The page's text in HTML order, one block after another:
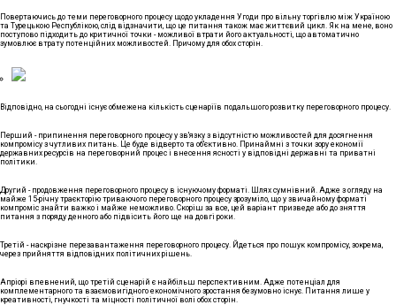
Повертаючись до теми переговорного процесу щодо укладення Угоди про вільну торгівлю між Україною
та Турецькою Республікою, слід відзначити, що це питання також має життєвий цикл. Як на мене, воно
поступово підходить до критичної точки - можливої втрати його актуальності, що автоматично
зумовлює втрату потенційних можливостей. Причому для обох сторін.
Відповідно, на сьогодні існує обмежена кількість сценаріїв подальшого розвитку переговорного процесу.
Перший - припинення переговорного процесу у зв'язку з відсутністю можливостей для досягнення
компромісу з чутливих питань. Це буде відверто та об'єктивно. Принаймні з точки зору економії
державних ресурсів на переговорний процес і внесення ясності у відповідні державні та приватні
політики.
Другий - продовження переговорного процесу в існуючому форматі. Шлях сумнівний. Адже з огляду на
майже 15-річну траєкторію триваючого переговорного процесу зрозуміло, що у звичайному форматі
компроміс знайти важко і майже неможливо. Скоріш за все, цей варіант призведе або до зняття
питання з поряду денного або підвісить його ще на довгі роки.
Третій - наскрізне перезавантаження переговорного процесу. Йдеться про пошук компромісу, зокрема,
через прийняття відповідних політичних рішень.
Апріорі впевнений, що третій сценарій є найбільш перспективним. Адже потенціал для
комплементарного та взаємовигідного економічного зростання безумовно існує. Питання лише у
креативності, гнучкості та міцності політичної волі обох сторін.